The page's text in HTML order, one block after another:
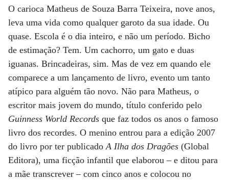
O carioca Matheus de Souza Barra Teixeira, nove anos,
leva uma vida como qualquer garoto da sua idade. Ou
quase. Escola é o dia inteiro, e não um período. Bicho
de estimação? Tem. Um cachorro, um gato e duas
iguanas. Brincadeiras, sim. Mas de vez em quando ele
comparece a um lançamento de livro, evento um tanto
atípico para alguém tão novo. Não para Matheus, o
escritor mais jovem do mundo, título conferido pelo
Guinness World Records que faz todos os anos o famoso
livro dos recordes. O menino entrou para a edição 2007
do livro por ter publicadoA Ilha dos Dragões (Global
Editora), uma ficção infantil que elaborou – e ditou para
a mãe transcrever – com cinco anos e colocou no